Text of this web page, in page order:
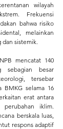
wilayah
Frekuensi
bahwa risiko
melainkan
sistemik.
sebagian besar
tersebar
BMKG selama 16
erat antara
iklim.
berskala luas,
respons adaptif